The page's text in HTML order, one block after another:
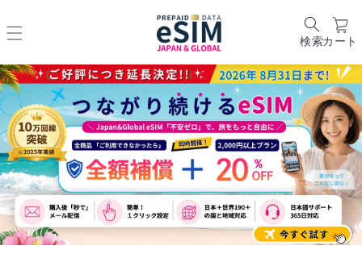
検索カート
世界190以上の国と地域で使え
るeSIM